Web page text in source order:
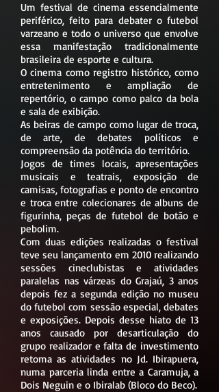
Um festival de cinema essencialmente
periférico, feito para debater o futebol
varzeano e todo o universo que envolve
essa manifestação tradicionalmente
brasileira de esporte e cultura.
O cinema como registro histórico, como
entretenimento e ampliação de
repertório, o campo como palco da bola
e sala de exibição.
As beiras de campo como lugar de troca,
de arte, de debates políticos e
compreensão da potência do território.
Jogos de times locais, apresentações
musicais e teatrais, exposição de
camisas, fotografias e ponto de encontro
e troca entre colecionares de albuns de
figurinha, peças de futebol de botão e
pebolim.
Com duas edições realizadas o festival
teve seu lançamento em 2010 realizando
sessões cineclubistas e atividades
paralelas nas várzeas do Grajaú, 3 anos
depois fez a segunda edição no museu
do futebol com sessão especial, debates
e exposições. Depois desse hiato de 13
anos causado por desarticulação do
grupo realizador e falta de investimento
retoma as atividades no Jd. Ibirapuera,
numa parceria linda entre a Caramuja, a
Dois Neguin e o Ibiralab (Bloco do Beco).